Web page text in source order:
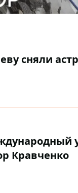
сняли
Кравченко